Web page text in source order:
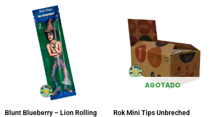
Blunt Blueberry – Lion Rolling
AGOTADO
Rok Mini Tips Unbreched